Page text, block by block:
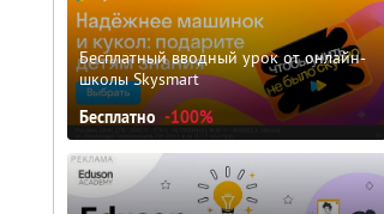
Бесплатный вводный урок от онлайн-
школы Skysmart
Бесплатно -100%